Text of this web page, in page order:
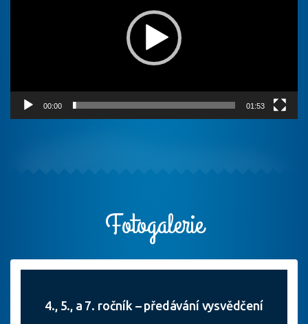
00:00 01:53
Fotogalerie
4., 5., a 7. ročník – předávání vysvědčení